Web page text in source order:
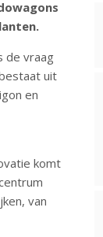
de vraag
uit
en
komt
van